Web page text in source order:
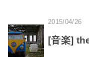
2015/04/26
[音楽]